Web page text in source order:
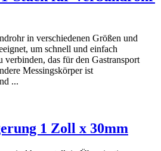
in verschiedenen Größen und
um schnell und einfach
das für den Gastransport
Messingskörper ist
...
1 Zoll x 30mm